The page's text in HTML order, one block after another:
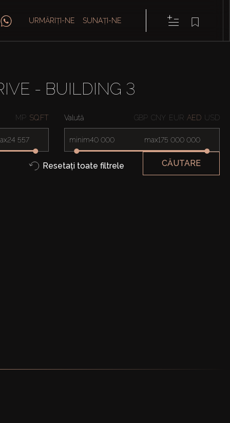
URMĂRIȚI-NE SUNAȚI-NE
- BUILDING 3
MP SQ.FT Valută GBP CNY EUR AED USD
minim max
Resetați toate filtrele CĂUTARE